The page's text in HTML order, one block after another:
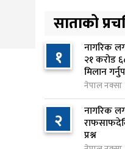
४
कार्यक्रम ल्याउने
१0 घण्टा अघि
५
नयाँ
२८ हजार
१0 घण्टा अघि
साताको
१ नागरिक
२१ करोड
मिलान
नेपाल नक्सा
२ नागरिक
प्रश्न